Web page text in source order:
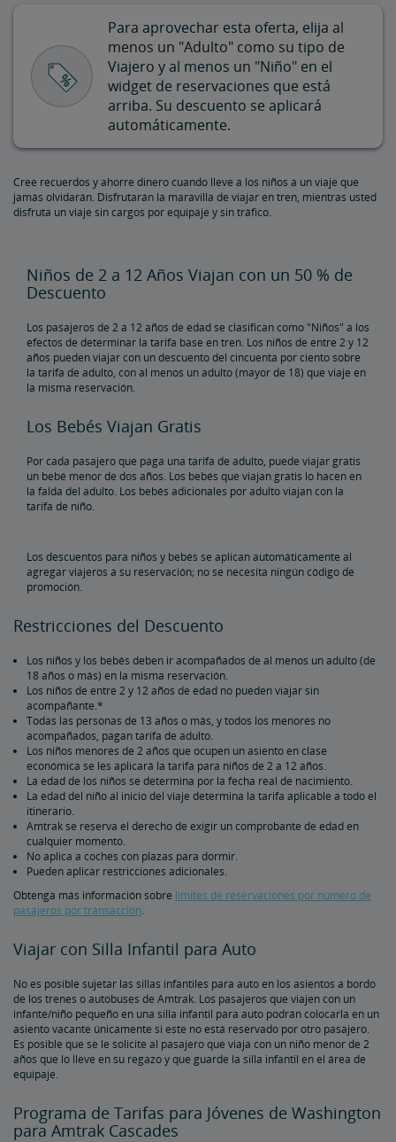
Descuento para Veteranos
Descuento para Clientes con Discapacidades
Descuento para Viajes en Grupo
Descuento por la Membresía de la Asociación de Pasajeros
Ferroviarios
Programa Corporativo
Pase Multi-Viajes
Amtrak RideReserve
Restricciones de Boletos Multi-viajes
California Rail Pass
Amtrak BidUp
Cosas Esenciales para Viajar, Seguro y Más para Viajar, Seguro
Para aprovechar esta oferta, elija al
menos un "Adulto" como su tipo de
Viajero y al menos un "Niño" en el
widget de reservaciones que está
arriba. Su descuento se aplicará
automáticamente.
Cree recuerdos y ahorre dinero cuando lleve a los niños a un viaje que
jamás olvidarán. Disfrutarán la maravilla de viajar en tren, mientras usted
disfruta un viaje sin cargos por equipaje y sin tráfico.
Niños de 2 a 12 Años Viajan con un 50 % de
Descuento
Los pasajeros de 2 a 12 años de edad se clasifican como "Niños" a los
efectos de determinar la tarifa base en tren. Los niños de entre 2 y 12
años pueden viajar con un descuento del cincuenta por ciento sobre
la tarifa de adulto, con al menos un adulto (mayor de 18) que viaje en
la misma reservación.
Los Bebés Viajan Gratis
Por cada pasajero que paga una tarifa de adulto, puede viajar gratis
un bebé menor de dos años. Los bebés que viajan gratis lo hacen en
la falda del adulto. Los bebés adicionales por adulto viajan con la
tarifa de niño.
Los descuentos para niños y bebés se aplican automáticamente al
agregar viajeros a su reservación; no se necesita ningún código de
promoción.
Restricciones del Descuento
Los niños y los bebés deben ir acompañados de al menos un adulto (de
18 años o más) en la misma reservación.
Los niños de entre 2 y 12 años de edad no pueden viajar sin
acompañante.*
Todas las personas de 13 años o más, y todos los menores no
acompañados, pagan tarifa de adulto.
Los niños menores de 2 años que ocupen un asiento en clase
económica se les aplicará la tarifa para niños de 2 a 12 años.
La edad de los niños se determina por la fecha real de nacimiento.
La edad del niño al inicio del viaje determina la tarifa aplicable a todo el
itinerario.
Amtrak se reserva el derecho de exigir un comprobante de edad en
cualquier momento.
No aplica a coches con plazas para dormir.
Pueden aplicar restricciones adicionales.
Obtenga más información sobre límites de reservaciones por número de
pasajeros por transacción.
Viajar con Silla Infantil para Auto
No es posible sujetar las sillas infantiles para auto en los asientos a bordo
de los trenes o autobuses de Amtrak. Los pasajeros que viajen con un
infante/niño pequeño en una silla infantil para auto podrán colocarla en un
asiento vacante únicamente si este no está reservado por otro pasajero.
Es posible que se le solicite al pasajero que viaja con un niño menor de 2
años que lo lleve en su regazo y que guarde la silla infantil en el área de
equipaje.
Programa de Tarifas para Jóvenes de Washington
para Amtrak Cascades